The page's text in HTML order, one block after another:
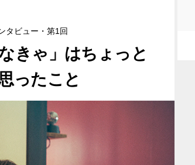
ピ
タビュー・第1回
きゃ」はちょっと
ったこと